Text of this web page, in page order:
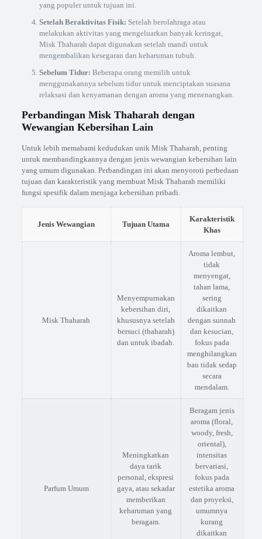
yang populer untuk tujuan ini.
Setelah Beraktivitas Fisik: Setelah berolahraga atau
melakukan aktivitas yang mengeluarkan banyak keringat,
Misk Thaharah dapat digunakan setelah mandi untuk
mengembalikan kesegaran dan keharuman tubuh.
Sebelum Tidur: Beberapa orang memilih untuk
menggunakannya sebelum tidur untuk menciptakan suasana
relaksasi dan kenyamanan dengan aroma yang menenangkan.
Perbandingan Misk Thaharah dengan
Wewangian Kebersihan Lain
Untuk lebih memahami kedudukan unik Misk Thaharah, penting
untuk membandingkannya dengan jenis wewangian kebersihan lain
yang umum digunakan. Perbandingan ini akan menyoroti perbedaan
tujuan dan karakteristik yang membuat Misk Thaharah memiliki
fungsi spesifik dalam menjaga kebersihan pribadi.
Jenis Wewangian Tujuan Utama
Karakteristik
Khas
Misk Thaharah
Menyempurnakan
kebersihan diri,
khususnya setelah
bersuci (thaharah)
dan untuk ibadah.
Aroma lembut,
tidak
menyengat,
tahan lama,
sering
dikaitkan
dengan sunnah
dan kesucian,
fokus pada
menghilangkan
bau tidak sedap
secara
mendalam.
Parfum Umum
Meningkatkan
daya tarik
personal, ekspresi
gaya, atau sekadar
memberikan
keharuman yang
beragam.
Beragam jenis
aroma (floral,
woody, fresh,
oriental),
intensitas
bervariasi,
fokus pada
estetika aroma
dan proyeksi,
umumnya
kurang
dikaitkan